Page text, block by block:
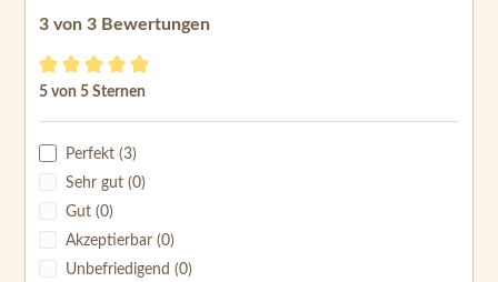
3 von 3 Bewertungen
Durchschnittliche Bewertung von 5 von 5 Sternen
5 von 5 Sternen
Perfekt (3)
Sehr gut (0)
Gut (0)
Akzeptierbar (0)
Unbefriedigend (0)